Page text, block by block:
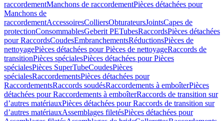
raccordementManchons de raccordementPièces détachées pour
Manchons de
raccordementAccessoiresColliersObturateursJointsCapes de
protectionConsommablesGeberit PETubesRaccordsPièces détachées
pour RaccordsCoudesEmbranchementsRéductionsPièces de
nettoyagePièces détachées pour Pièces de nettoyageRaccords de
transitionPièces spécialesPièces détachées pour Pièces
spécialesPièces SuperTubeCoudesPièces
spécialesRaccordementsPièces détachées pour
RaccordementsRaccords soudésRaccordements à emboîterPièces
détachées pour Raccordements à emboîterRaccords de transition sur
d’autres matériauxPièces détachées pour Raccords de transition sur
d’autres matériauxAssemblages filetésPièces détachées pour